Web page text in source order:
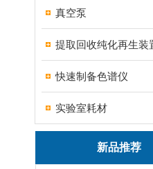
真空泵
提取回收纯化再生装
快速制备色谱仪
实验室耗材
新品推荐